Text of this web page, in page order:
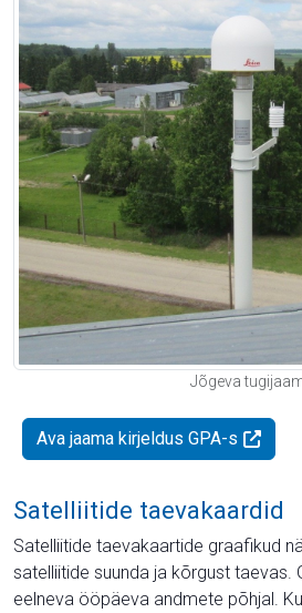
Jõgeva
Ava jaama kirjeldus GPA-s
Satelliitide taevakaardid
Satelliitide taevakaartide graafikud
satelliitide suunda ja kõrgust taevas.
eelneva ööpäeva andmete põhjal.